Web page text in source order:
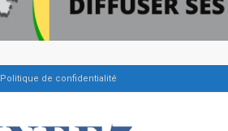
Politique de confidentialité